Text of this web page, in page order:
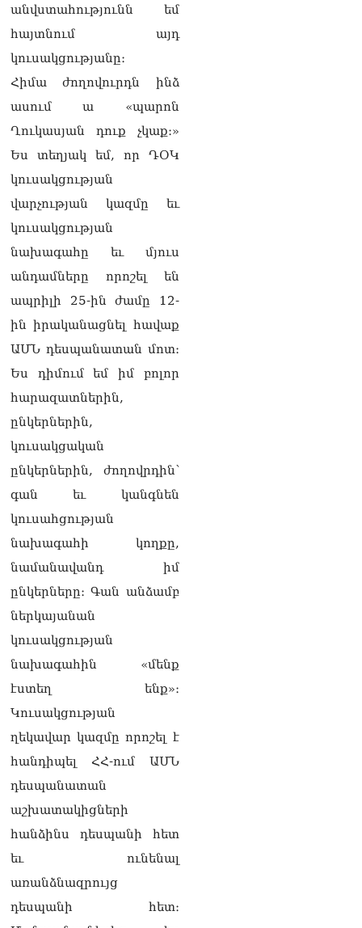
անվստահությունն եմ
հայտնում այդ
կուսակցությանը։
Հիմա ժողովուրդն ինձ
ասում ա «պարոն
Ղուկասյան դուք չկաք։»
Ես տեղյակ եմ, որ ԴՕԿ
կուսակցության
վարչության կազմը եւ
կուսակցության
նախագահը եւ մյուս
անդամները որոշել են
ապրիլի 25-ին ժամը 12-
ին իրականացնել հավաք
ԱՄՆ դեսպանատան մոտ։
Ես դիմում եմ իմ բոլոր
հարազատներին,
ընկերներին,
կուսակցական
ընկերներին, ժողովրդին՝
գան եւ կանգնեն
կուսահցության
նախագահի կողքը,
նամանավանդ իմ
ընկերները։ Գան անձամբ
ներկայանան
կուսակցության
նախագահին «մենք
էստեղ ենք»։
Կուսակցության
ղեկավար կազմը որոշել է
հանդիպել ՀՀ-ում ԱՄՆ
դեսպանատան
աշխատակիցների
հանձինս դեսպանի հետ
եւ ունենալ
առանձնազրույց
դեսպանի հետ։